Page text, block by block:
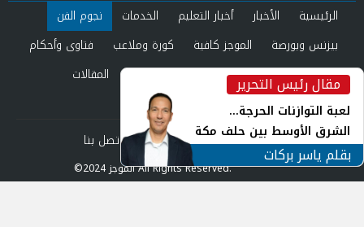
مقال رئيس التحرير
لعبة التوازنات الحرجة...
الشرق الأوسط بين حلف مكة
ورياح طهران
بقلم ياسر بركات
الرئيسية الأخبار أخبار التعليم الخدمات
نجوم الفن
بيزنس وبورصة
الموجز كافية كورة وملاعب
فتاوى وأحكام
صحة وجمال
عرب وعالم حوادث ومحاكم
المقالات
العدد الورقي
من نحن
سياسة الخصوصية اتصل بنا
©2024 الموجز All Rights Reserved.